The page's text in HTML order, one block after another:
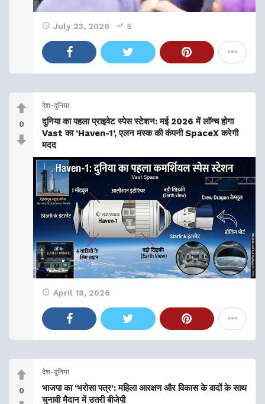
July 23, 2026 5
0
देश-दुनिया
दुनिया का पहला प्राइवेट स्पेस स्टेशन: मई 2026 में लॉन्च होगा
Vast का ‘Haven-1’, एलन मस्क की कंपनी SpaceX करेगी
मदद
April 18, 2026
0
देश-दुनिया
भाजपा का ‘भरोसा पत्र’: महिला आरक्षण और विकास के वादों के साथ
चुनावी मैदान में उतरी बीजेपी